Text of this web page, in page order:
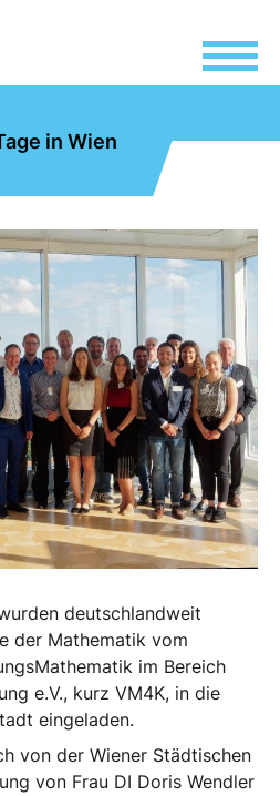
in Wien
deutschlandweit
der Mathematik vom
im Bereich
e.V., kurz VM4K, in die
eingeladen.
von der Wiener Städtischen
von Frau DI Doris Wendler